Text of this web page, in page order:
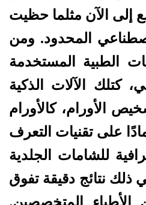
إلى الآن مثلما حظيت
المحدود. ومن
الطبية المستخدمة
كتلك الآلات الذكية
الأورام، كالأورام
على تقنيات التعرف
للشامات الجلدية
ذلك نتائج دقيقة تفوق